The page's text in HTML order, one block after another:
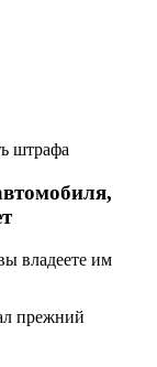
штрафа
владеете им
прежний